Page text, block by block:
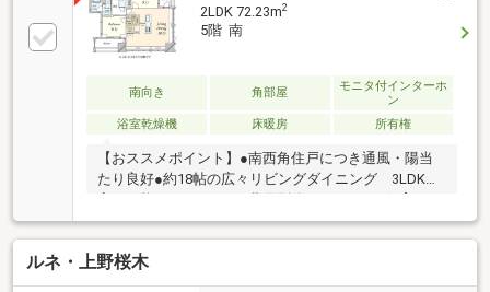
2LDK 72.23m2
5階 南
南向き 角部屋
モニタ付インターホ
ン
浴室乾燥機
床暖房 所有権
【おススメポイント】●南西角住戸につき通風・陽当
たり良好●約18帖の広々リビングダイニング 3LDKへ
変更可能（※リフォーム費用別途要）●ペット飼育可
（※細則有）【充実の設備・仕様】■ディスポーザー排
水処理システム■ビルトイン浄水器■食器洗い乾燥機■
保温浴槽■低床式浴槽■追いだき機能付セミオートバス
■トリプルセキュリティ■24時間遠隔監視システム■二
ルネ・上野桜木